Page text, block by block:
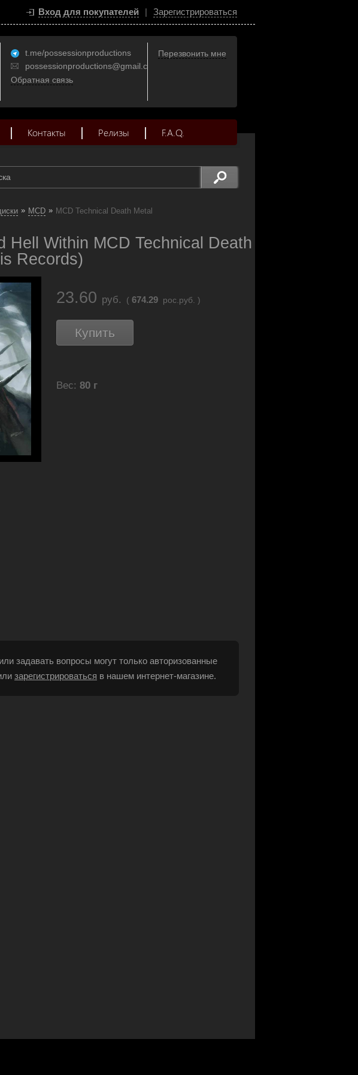
Вход для покупателей | Зарегистрироваться
t.me/possessionproductions
possessionproductions@gmail.com
Обратная связь
Перезвонить мне
Контакты Релизы F.A.Q.
» MCD » MCD Technical Death Metal
Hell Within MCD Technical Death
Records)
23.60 руб. ( 674.29 рос.руб. )
Купить
Вес: 80 г
задавать вопросы могут только авторизованные
зарегистрироваться в нашем интернет-магазине.